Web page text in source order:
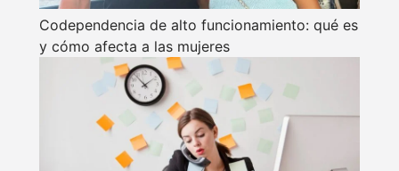
Codependencia de alto funcionamiento: qué es
y cómo afecta a las mujeres